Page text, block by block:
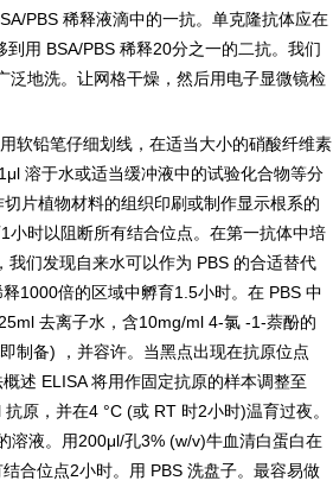
PBS 稀释液滴中的一抗。单克隆抗体应在
到用 BSA/PBS 稀释20分之一的二抗。我们
泛地洗。让网格干燥，然后用电子显微镜检
软铅笔仔细划线，在适当大小的硝酸纤维素
1μl 溶于水或适当缓冲液中的试验化合物等分
片植物材料的组织印刷或制作显示根系的
1小时以阻断所有结合位点。在第一抗体中培
我们发现自来水可以作为 PBS 的合适替代
释1000倍的区域中孵育1.5小时。在 PBS 中
去离子水，含10mg/ml 4-氯 -1-萘酚的
制备)
，并容许。当黑点出现在抗原位点
述 ELISA将用作固定抗原的样本调整至
抗原，并在4 °C (或 RT 时2小时)温育过夜。
溶液。用200μl/孔3% (w/v)牛血清白蛋白在
合位点2小时。用 PBS 洗盘子。最容易做